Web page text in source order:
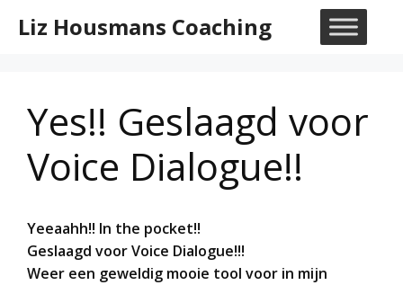
naarLiz Housmans Coaching
Yes!! Geslaagd voor
Voice Dialogue!!
Yeeaahh!! In the pocket!!
Geslaagd voor Voice Dialogue!!!
Weer een geweldig mooie tool voor in mijn